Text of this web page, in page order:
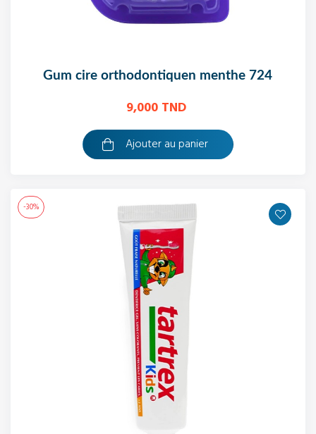
gum cire orthodontiquen menthe 724
9,000 TND
Ajouter au panier
-30%